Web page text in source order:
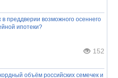
преддверии возможного осеннего
ипотеки?
152
объём российских семечек и